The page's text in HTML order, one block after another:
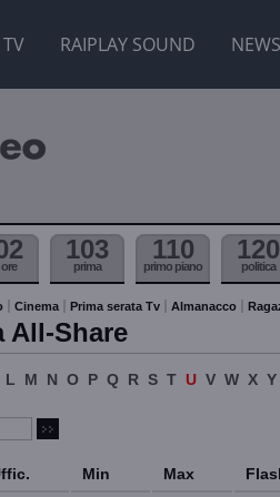
TV RAIPLAY SOUND NEWS
103
prima
110
primo piano
120
politica
Cinema Prima serata Tv Almanacco
All-Share
L M N O P Q R S T U V W X Y
Min Max